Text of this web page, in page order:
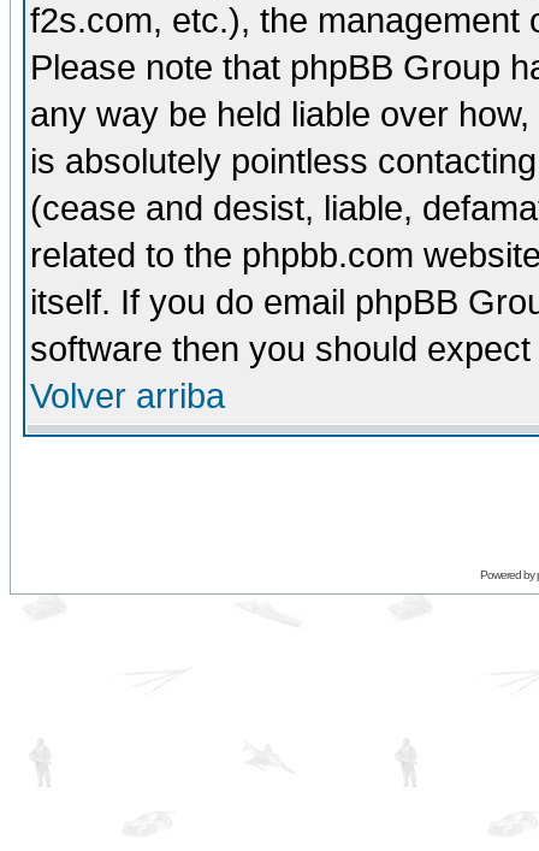
f2s.com, etc.), the management
Please note that phpBB Group
any way be held liable over
is absolutely pointless
(cease and desist, liable,
related to the phpbb.com
itself. If you do email phpBB
software then you should
Volver arriba
Powered by